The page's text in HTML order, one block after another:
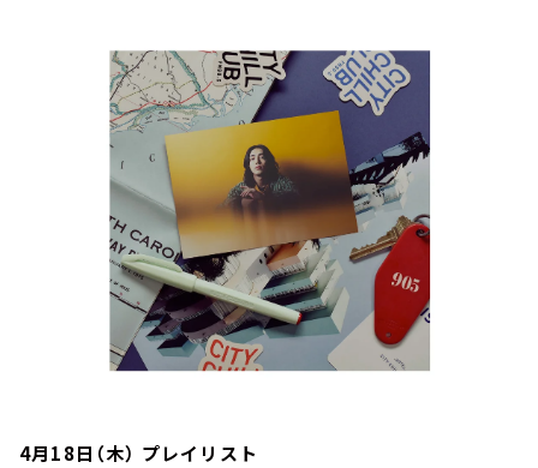
お知らせ
イベント・グッズ
YouTube
会社情報
4月18日（木） プレイリスト